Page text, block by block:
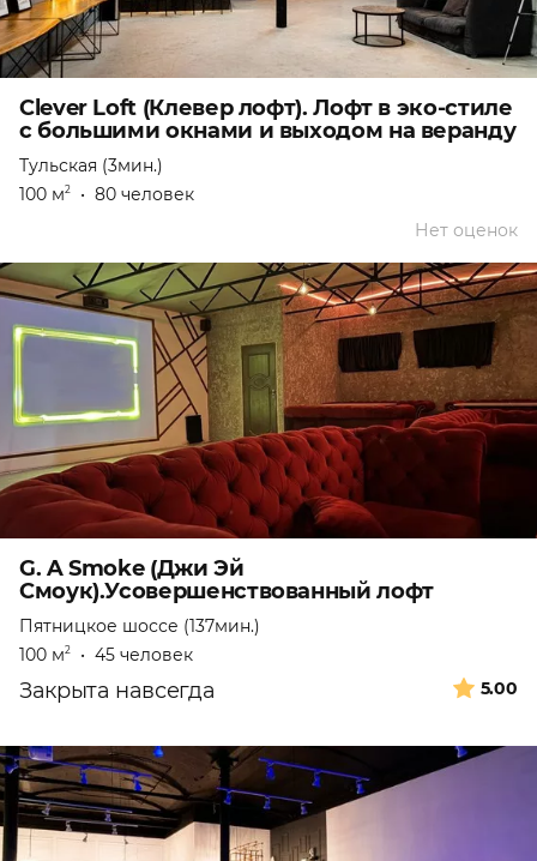
Clever Loft (Клевер лофт). Лофт в эко-стиле
с большими окнами и выходом на веранду
Тульская (3мин.)
100 м2 • 80 человек
Нет оценок
G. A Smoke (Джи Эй
Смоук).Усовершенствованный лофт
Пятницкое шоссе (137мин.)
100 м2 • 45 человек
5.00
Закрыта навсегда